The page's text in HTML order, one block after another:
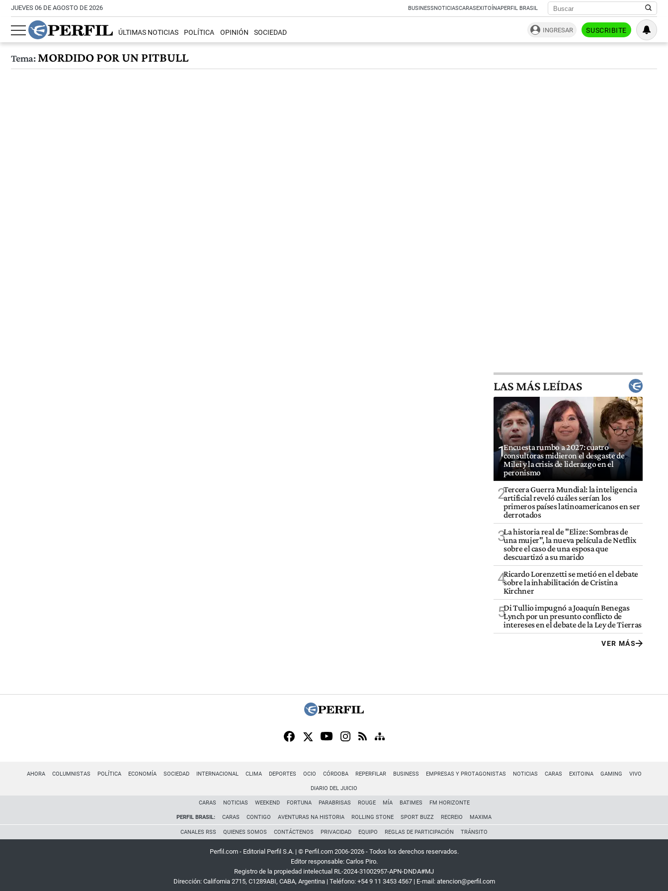
JUEVES 06 DE AGOSTO DE 2026 BUSINESSNOTICIASCARASEXITOÍNAPERFIL BRASIL
ÚLTIMAS NOTICIAS POLÍTICA OPINIÓN SOCIEDAD INGRESAR SUSCRIBITE
Tema:MORDIDO POR UN PITBULL
LAS MÁS LEÍDAS
1Encuesta rumbo a 2027: cuatro
consultoras midieron el desgaste de
Milei y la crisis de liderazgo en el
peronismo
2Tercera Guerra Mundial: la inteligencia
artificial reveló cuáles serían los
primeros países latinoamericanos en ser
derrotados
3La historia real de "Elize: Sombras de
una mujer", la nueva película de Netflix
sobre el caso de una esposa que
descuartizó a su marido
4Ricardo Lorenzetti se metió en el debate
sobre la inhabilitación de Cristina
Kirchner
5Di Tullio impugnó a Joaquín Benegas
Lynch por un presunto conflicto de
intereses en el debate de la Ley de Tierras
VER MÁS
AHORA COLUMNISTAS POLÍTICA ECONOMÍA SOCIEDAD INTERNACIONAL CLIMA DEPORTES OCIO CÓRDOBA REPERFILAR BUSINESS EMPRESAS Y PROTAGONISTAS NOTICIAS CARAS EXITOINA GAMING VIVO
DIARIO DEL JUICIO
CARAS NOTICIAS WEEKEND FORTUNA PARABRISAS ROUGE MÍA BATIMES FM HORIZONTE
PERFIL BRASIL: CARAS CONTIGO AVENTURAS NA HISTORIA ROLLING STONE SPORT BUZZ RECREIO MAXIMA
CANALES RSS QUIENES SOMOS CONTÁCTENOS PRIVACIDAD EQUIPO REGLAS DE PARTICIPACIÓN TRÁNSITO
Perfil.com - Editorial Perfil S.A. | © Perfil.com 2006-2026 - Todos los derechos reservados.
Editor responsable: Carlos Piro.
Registro de la propiedad intelectual RL-2024-31002957-APN-DNDA#MJ
Dirección: California 2715, C1289ABI, CABA, Argentina| Teléfono: +54 9 11 3453 4567| E-mail: atencion@perfil.com